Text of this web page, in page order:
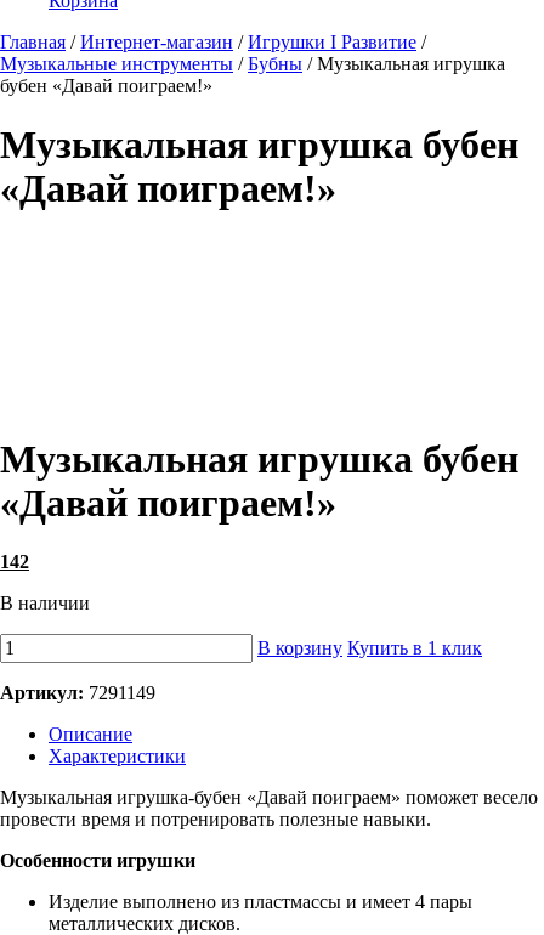
Главная /Интернет-магазин /Игрушки I Развитие /
Музыкальные инструменты /Бубны /Музыкальная игрушка
бубен «Давай поиграем!»
Музыкальная игрушка бубен
«Давай поиграем!»
Музыкальная игрушка бубен
«Давай поиграем!»
142
В наличии
В корзину Купить в 1 клик
Артикул: 7291149
Описание
Характеристики
Музыкальная игрушка-бубен «Давай поиграем» поможет весело
провести время и потренировать полезные навыки.
Особенности игрушки
Изделие выполнено из пластмассы и имеет 4 пары
металлических дисков.